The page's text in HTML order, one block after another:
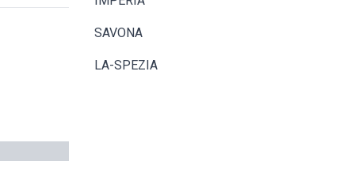
SAVONA
LA-SPEZIA